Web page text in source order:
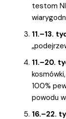
testom
11.–13.
11.–20.
100%
powodu
16.–22.